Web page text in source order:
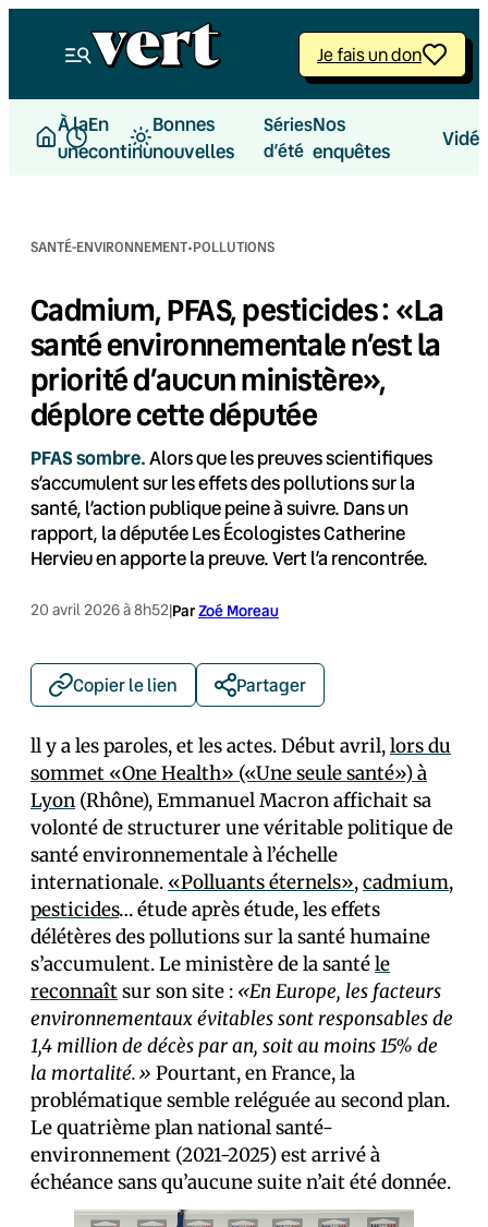
Je fais un don
À la
une
En
continu
Bonnes
nouvelles
Séries
d’été
Nos
enquêtes
SANTÉ-ENVIRONNEMENT·POLLUTIONS
Cadmium, PFAS, pesticides : «La
santé environnementale n’est la
priorité d’aucun ministère»,
déplore cette députée
PFAS sombre.Alors que les preuves scientifiques
s’accumulent sur les effets des pollutions sur la
santé, l’action publique peine à suivre. Dans un
rapport, la députée Les Écologistes Catherine
Hervieu en apporte la preuve. Vert l’a rencontrée.
20 avril 2026 à 8h52|ParZoé Moreau
Copier le lien Partager
ll y a les paroles, et les actes. Début avril,lors du
sommet «One Health» («Une seule santé») à
Lyon (Rhône), Emmanuel Macron affichait sa
volonté de structurer une véritable politique de
santé environnementale à l’échelle
internationale. «Polluants éternels»,cadmium,
pesticides… étude après étude, les effets
délétères des pollutions sur la santé humaine
s’accumulent. Le ministère de la santéle
reconnaîtsur son site : «En Europe, les facteurs
environnementaux évitables sont responsables de
1,4 million de décès par an, soit au moins 15% de
la mortalité.» Pourtant, en France, la
problématique semble reléguée au second plan.
Le quatrième plan national santé-
environnement (2021-2025) est arrivé à
échéance sans qu’aucune suite n’ait été donnée.